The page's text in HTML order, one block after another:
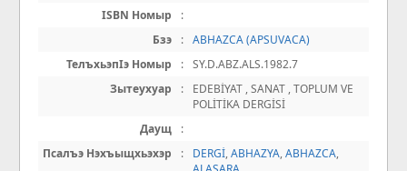
ISBN Номыр
:
Бзэ
: ABHAZCA (APSUVACA)
ТелъхьэпIэ Номыр
: SY.D.ABZ.ALS.1982.7
Зытеухуар
:
EDEBİYAT , SANAT , TOPLUM VE
POLİTİKA DERGİSİ
Даущ
:
Псалъэ Нэхъыщхьэхэр
: DERGİ,ABHAZYA,ABHAZCA,